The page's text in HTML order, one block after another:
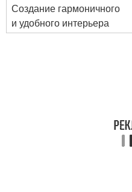
Создание гармоничного
и удобного интерьера